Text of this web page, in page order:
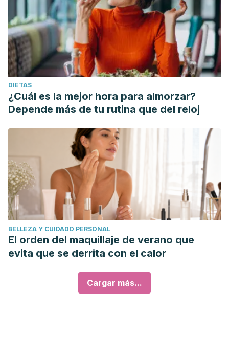
DIETAS
¿Cuál es la mejor hora para almorzar?
Depende más de tu rutina que del reloj
BELLEZA Y CUIDADO PERSONAL
El orden del maquillaje de verano que
evita que se derrita con el calor
Cargar más...